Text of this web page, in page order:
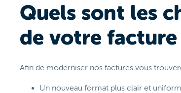
Quels sont les
de votre facture
Afin de moderniser nos factures vous
Un nouveau format plus clair et